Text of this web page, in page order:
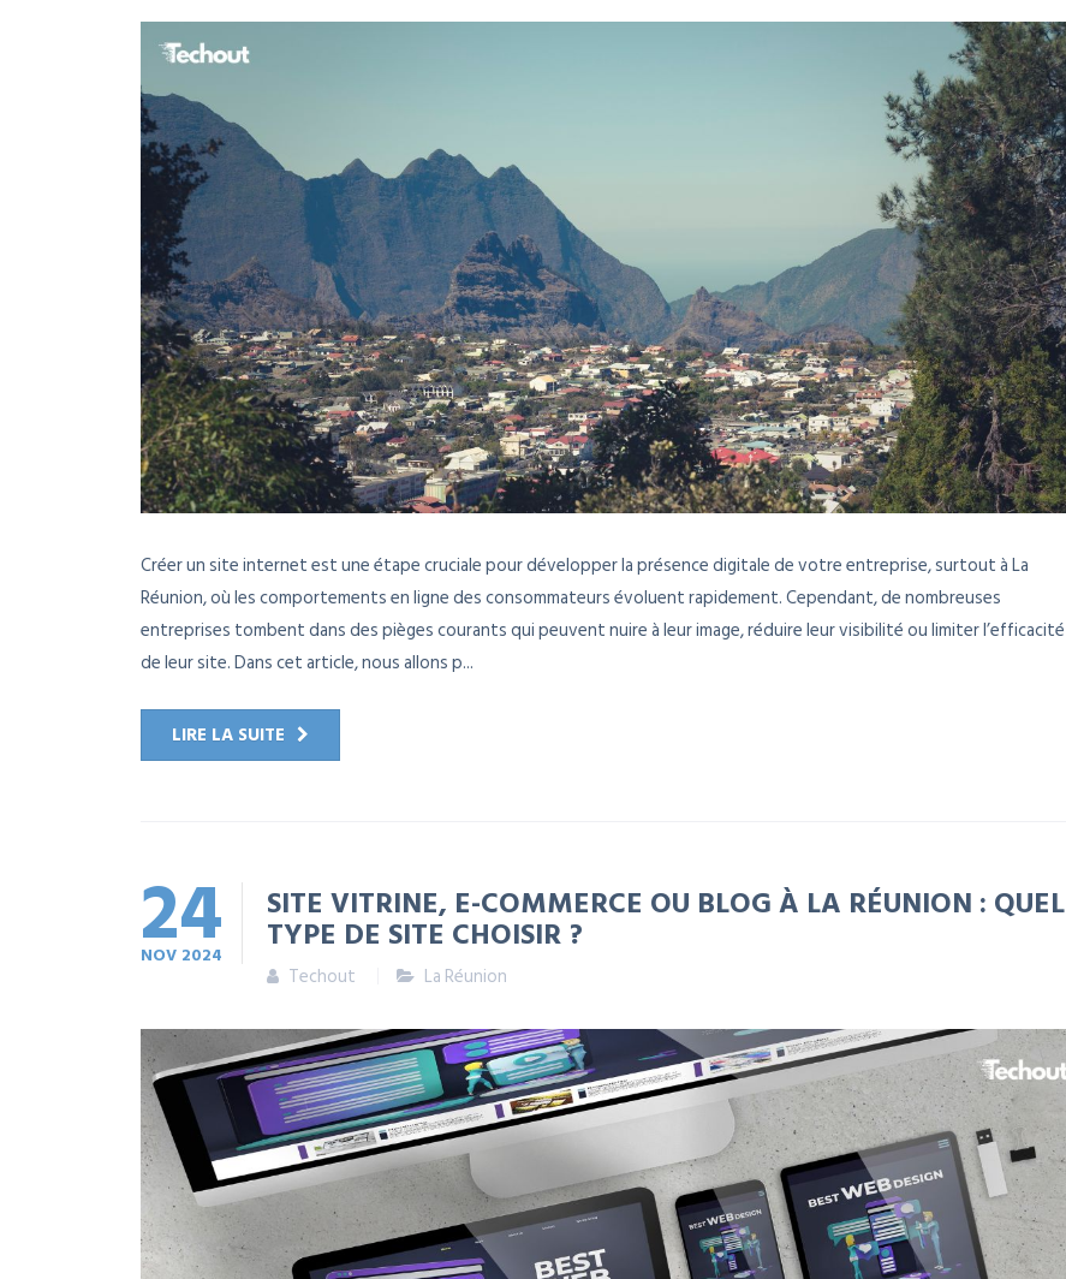
Créer un site internet est une étape cruciale pour développer la présence digitale de votre entreprise, surtout à La
Réunion, où les comportements en ligne des consommateurs évoluent rapidement. Cependant, de nombreuses
entreprises tombent dans des pièges courants qui peuvent nuire à leur image, réduire leur visibilité ou limiter l’efficacité
de leur site. Dans cet article, nous allons p...
LIRE LA SUITE
24
NOV 2024
SITE VITRINE, E-COMMERCE OU BLOG À LA RÉUNION : QUEL
TYPE DE SITE CHOISIR ?
Techout La Réunion